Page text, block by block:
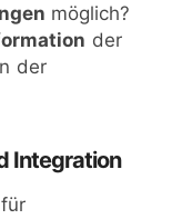
möglich?
der
der
Integration
für